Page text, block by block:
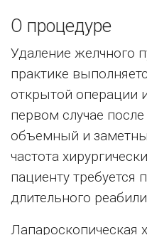
О процедуре
Удаление желчного
практике
открытой операции
первом случае
объемный и
частота
пациенту требуется
длительного
Лапароскопическая